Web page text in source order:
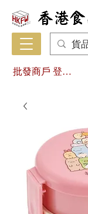
批發商戶 登入/註冊